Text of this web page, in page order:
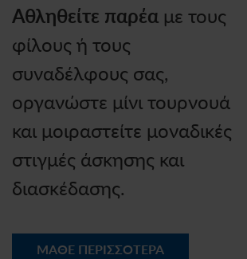
Αθληθείτε παρέα με τους
φίλους ή τους
συναδέλφους σας,
οργανώστε μίνι τουρνουά
και μοιραστείτε μοναδικές
στιγμές άσκησης και
διασκέδασης.
ΜΑΘΕ ΠΕΡΙΣΣΟΤΕΡΑ